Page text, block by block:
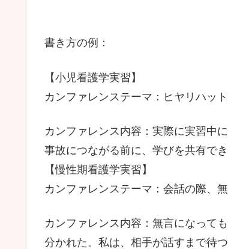
書き方の例：
【小児看護学実習】
カンファレンステーマ：ヒヤリハッ
カンファレンス内容：実際に実習中
事故につながる前に、学びを共有でき
【慢性期看護学実習】
カンファレンステーマ：会話の際、
カンファレンス内容：無言になって
分かれた。私は、相手が話すまで待